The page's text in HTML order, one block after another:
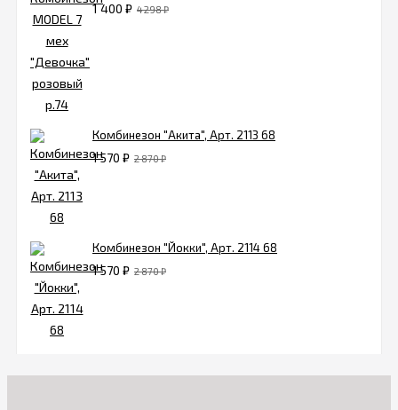
1 400 ₽ 4 298₽
Комбинезон "Акита", Арт. 2113 68
1 570 ₽ 2 870₽
Комбинезон "Йокки", Арт. 2114 68
1 570 ₽ 2 870₽